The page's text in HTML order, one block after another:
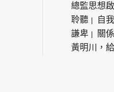
總監思想
聆聽
自
謙卑
關係
黃明川，